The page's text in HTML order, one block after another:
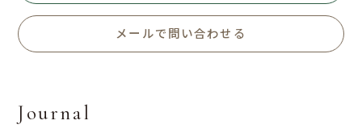
メールで問い合わせる
Journal